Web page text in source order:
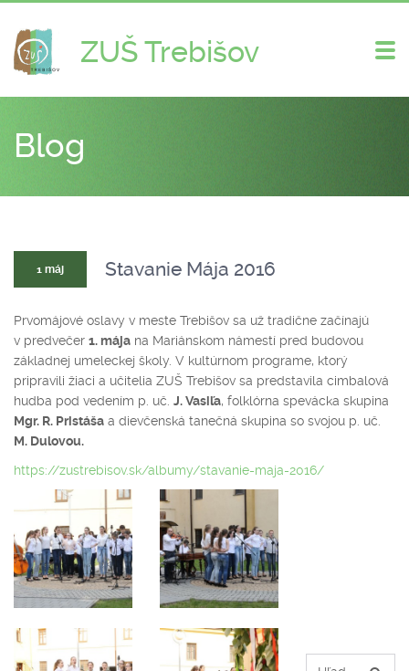
ZUŠ Trebišov
Blog
1 máj Stavanie Mája 2016
Prvomájové oslavy v meste Trebišov sa už tradične začínajú
v predvečer 1. mája na Mariánskom námestí pred budovou
základnej umeleckej školy. V kultúrnom programe, ktorý
pripravili žiaci a učitelia ZUŠ Trebišov sa predstavila cimbalová
hudba pod vedením p. uč. J. Vasiľa, folklórna spevácka skupina
Mgr. R. Pristáša a dievčenská tanečná skupina so svojou p. uč.
M. Dulovou.
https://zustrebisov.sk/albumy/stavanie-maja-2016/